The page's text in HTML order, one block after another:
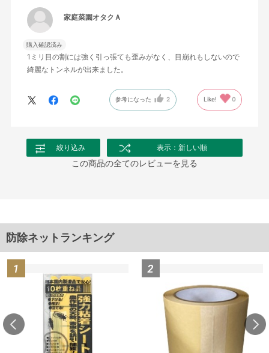
家庭菜園オタクＡ
購入確認済み
1ミリ目の割には強く引っ張ても歪みがなく、目崩れもしないので
綺麗なトンネルが出来ました。
参考になった 2 Like! 0
絞り込み 表示：新しい順
この商品の全てのレビューを見る
防除ネットランキング